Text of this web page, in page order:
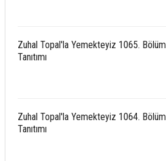
Zuhal Topal'la Yemekteyiz 1065. Bölüm
Tanıtımı
Zuhal Topal'la Yemekteyiz 1064. Bölüm
Tanıtımı